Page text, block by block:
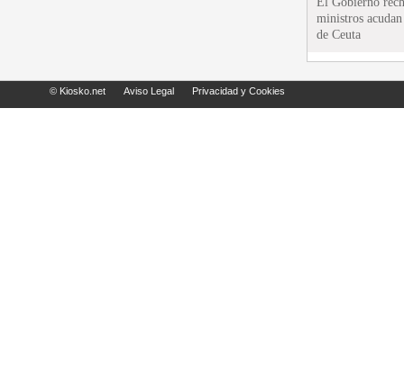
ministros
de Ceuta
© Kiosko.net Aviso Legal Privacidad y Cookies